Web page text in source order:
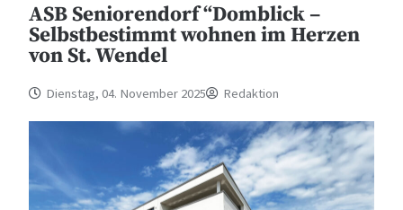
ASB Seniorendorf “Domblick –
Selbstbestimmt wohnen im Herzen
von St. Wendel
Dienstag, 04. November 2025 Redaktion